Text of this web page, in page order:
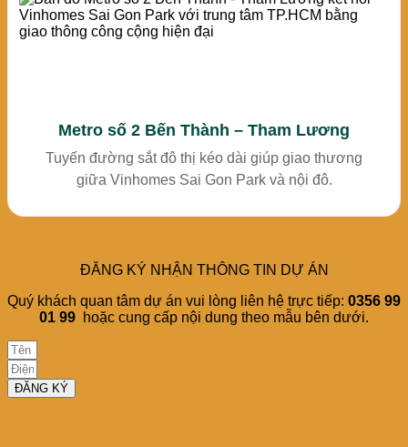
Metro số 2 Bến Thành – Tham Lương
Tuyến đường sắt đô thị kéo dài giúp giao thương
giữa Vinhomes Sai Gon Park và nội đô.
ĐĂNG KÝ NHẬN THÔNG TIN DỰ ÁN
Quý khách quan tâm dự án vui lòng liên hệ trực tiếp: 0356 99
01 99 hoặc cung cấp nội dung theo mẫu bên dưới.
ĐĂNG KÝ